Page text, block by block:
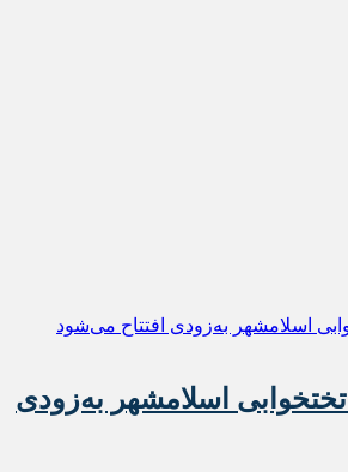
بیمارستان ۴۰۰ تختخوابی اسلامشهر به‌زودی